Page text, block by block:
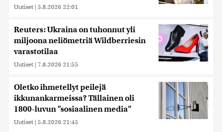
Uutiset | 5.8.2026 22:01
Reuters: Ukraina on tuhonnut yli
miljoona neliömetriä Wildberriesin
varastotilaa
Uutiset | 7.8.2026 21:55
Oletko ihmetellyt peilejä
ikkunankarmeissa? Tällainen oli
1800-luvun ”sosiaalinen media”
Uutiset | 5.8.2026 21:45